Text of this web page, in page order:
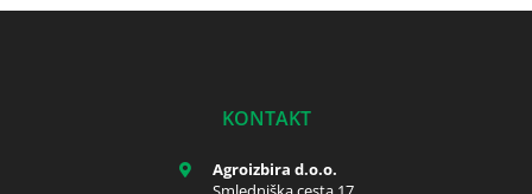
KONTAKT
Agroizbira d.o.o.